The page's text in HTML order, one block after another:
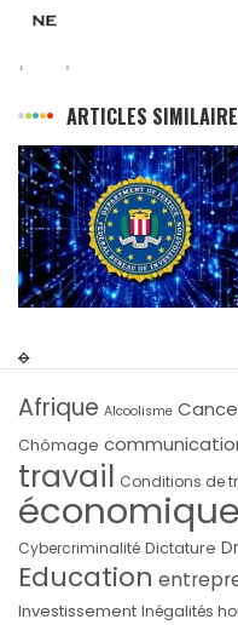
ARTICLES
L’ARNAQUE DE FIN
4 décembre 2025
Afrique Alcoolisme
Chômage
travail Conditions de
économique
Cybercriminalité Dictature
Education
Investissement Inégalités